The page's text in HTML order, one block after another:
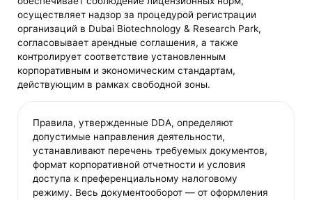
осуществляет надзор за процедурой регистрации
организаций в Dubai Biotechnology & Research Park,
согласовывает арендные соглашения, а также
контролирует соответствие установленным
корпоративным и экономическим стандартам,
действующим в рамках свободной зоны.
Правила, утвержденные DDA, определяют
допустимые направления деятельности,
устанавливают перечень требуемых документов,
формат корпоративной отчетности и условия
доступа к преференциальному налоговому
режиму. Весь документооборот — от оформления